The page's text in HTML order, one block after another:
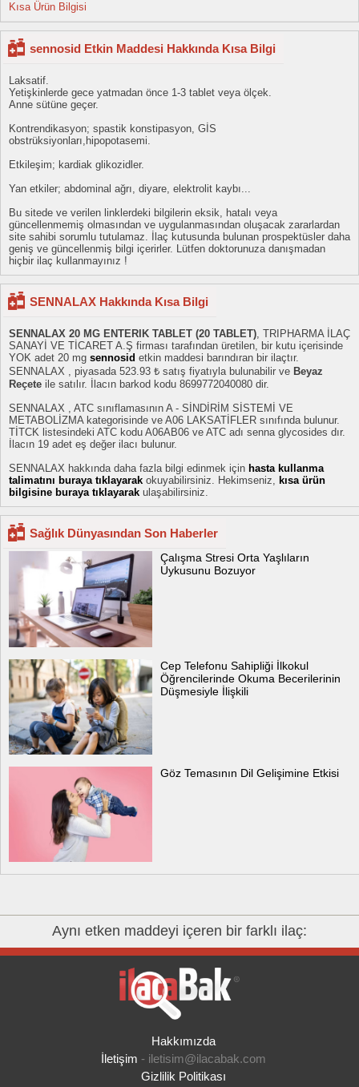
Kısa Ürün Bilgisi
sennosid Etkin Maddesi Hakkında Kısa Bilgi
Laksatif.
Yetişkinlerde gece yatmadan önce 1-3 tablet veya ölçek.
Anne sütüne geçer.
Kontrendikasyon; spastik konstipasyon, GİS
obstrüksiyonları,hipopotasemi.
Etkileşim; kardiak glikozidler.
Yan etkiler; abdominal ağrı, diyare, elektrolit kaybı...
Bu sitede ve verilen linklerdeki bilgilerin eksik, hatalı veya
güncellenmemiş olmasından ve uygulanmasından oluşacak zararlardan
site sahibi sorumlu tutulamaz. İlaç kutusunda bulunan prospektüsler daha
geniş ve güncellenmiş bilgi içerirler. Lütfen doktorunuza danışmadan
hiçbir ilaç kullanmayınız !
SENNALAX Hakkında Kısa Bilgi
SENNALAX 20 MG ENTERIK TABLET (20 TABLET), TRIPHARMA İLAÇ
SANAYİ VE TİCARET A.Ş firması tarafından üretilen, bir kutu içerisinde
YOK adet 20 mg sennosid etkin maddesi barındıran bir ilaçtır.
SENNALAX , piyasada 523.93 ₺ satış fiyatıyla bulunabilir ve Beyaz
Reçete ile satılır. İlacın barkod kodu 8699772040080 dir.
SENNALAX , ATC sınıflamasının A - SİNDİRİM SİSTEMİ VE
METABOLİZMA kategorisinde ve A06 LAKSATİFLER sınıfında bulunur.
TİTCK listesindeki ATC kodu A06AB06 ve ATC adı senna glycosides dır.
İlacın 19 adet eş değer ilacı bulunur.
SENNALAX hakkında daha fazla bilgi edinmek için hasta kullanma
talimatını buraya tıklayarak okuyabilirsiniz. Hekimseniz, kısa ürün
bilgisine buraya tıklayarak ulaşabilirsiniz.
Sağlık Dünyasından Son Haberler
Çalışma Stresi Orta Yaşlıların
Uykusunu Bozuyor
Cep Telefonu Sahipliği İlkokul
Öğrencilerinde Okuma Becerilerinin
Düşmesiyle İlişkili
Göz Temasının Dil Gelişimine Etkisi
Aynı etken maddeyi içeren bir farklı ilaç:
Hakkımızda
İletişim - iletisim@ilacabak.com
Gizlilik Politikası